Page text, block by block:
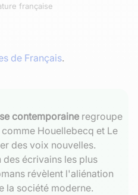
française
de Français.
contemporaine regroupe
Houellebecq et Le
des voix nouvelles.
écrivains les plus
révèlent l'aliénation
la société moderne.